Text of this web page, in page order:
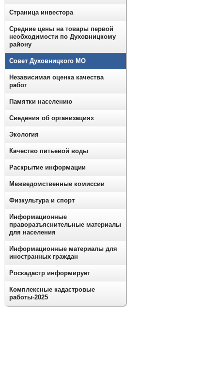
Страница инвестора
Средние цены на товары первой
необходимости по Духовницкому
району
Совет Духовницкого МО
Независимая оценка качества
работ
Памятки населению
Сведения об организациях
Экология
Качество питьевой воды
Раскрытие информации
Межведомственные комиссии
Физкультура и спорт
Информационные
праворазъяснительные материалы
для населения
Информационные материалы для
иностранных граждан
Роскадастр информирует
Комплексные кадастровые
работы-2025